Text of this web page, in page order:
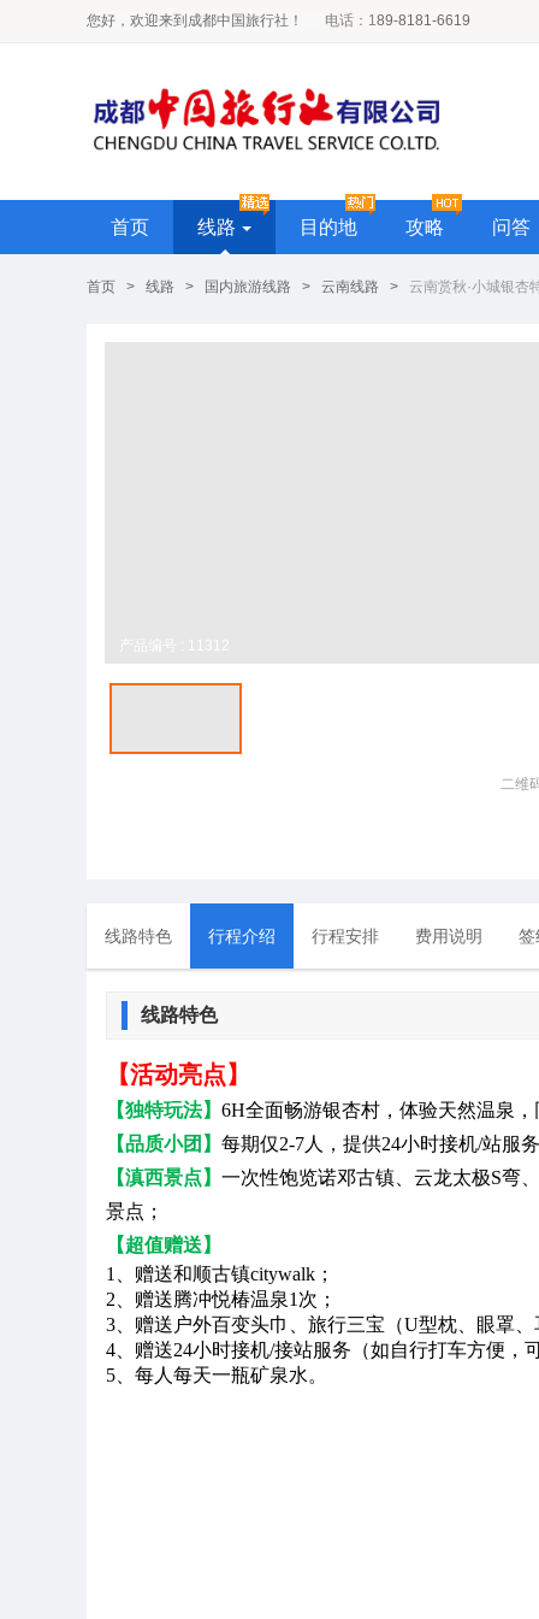
您好，欢迎来到成都中国旅行社！ 电话 ：189-8181-6619
首页 线路 目的地 攻略 问答
首页 > 线路 > 国内旅游线路 > 云南线路 > 云南赏秋·小城银杏
产品编号 : 11312
二维
线路特色 行程介绍 行程安排 费用说明 签
线路特色
【活动亮点】
【独特玩法】 6H全面畅游银杏村，体验天然温泉
【品质小团】 每期仅2-7人，提供24小时接机/站服
【滇西景点】 一次性饱览诺邓古镇、云龙太极S弯
景点；
【超值赠送】
1、赠送和顺古镇citywalk；
2、赠送腾冲悦椿温泉1次；
3、赠送户外百变头巾、旅行三宝（U型枕、眼罩
4、赠送24小时接机/接站服务（如自行打车方便，
5、每人每天一瓶矿泉水。